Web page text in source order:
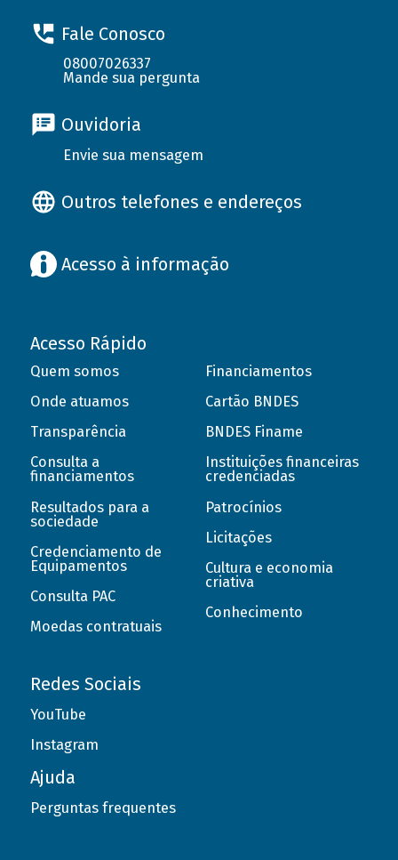
Fale Conosco
08007026337
Mande sua pergunta
Ouvidoria
Envie sua mensagem
Outros telefones e endereços
Acesso à informação
Acesso Rápido
Quem somos
Onde atuamos
Transparência
Consulta a
financiamentos
Resultados para a
sociedade
Credenciamento de
Equipamentos
Consulta PAC
Moedas contratuais
Financiamentos
Cartão BNDES
BNDES Finame
Instituições financeiras
credenciadas
Patrocínios
Licitações
Cultura e economia
criativa
Conhecimento
Redes Sociais
YouTube
Instagram
Ajuda
Perguntas frequentes